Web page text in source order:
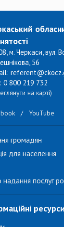
м. Черкаси, вул.
56
0 800 219 732
на карті)
/ YouTube
громадян
для населення
послуг
ресурси